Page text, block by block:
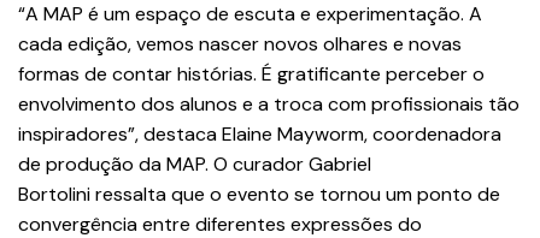
“A MAP é um espaço de escuta e experimentação. A
cada edição, vemos nascer novos olhares e novas
formas de contar histórias. É gratificante perceber o
envolvimento dos alunos e a troca com profissionais tão
inspiradores”, destaca Elaine Mayworm, coordenadora
de produção da MAP. O curador Gabriel
Bortolini ressalta que o evento se tornou um ponto de
convergência entre diferentes expressões do